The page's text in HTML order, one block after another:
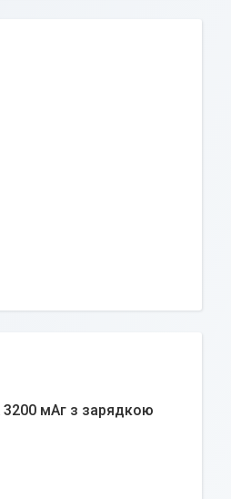
3200 мАг з зарядкою